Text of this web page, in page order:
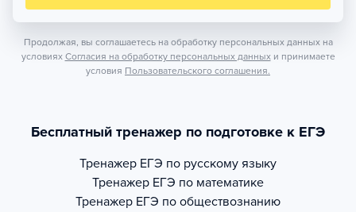
Продолжая, вы соглашаетесь на обработку персональных данных на
условиях Согласия на обработку персональных данных и принимаете
условия Пользовательского соглашения.
Бесплатный тренажер по подготовке к ЕГЭ
Тренажер ЕГЭ по русскому языку
Тренажер ЕГЭ по математике
Тренажер ЕГЭ по обществознанию